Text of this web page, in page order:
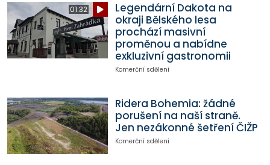
01:32
Legendární Dakota na
okraji Bělského lesa
prochází masivní
proměnou a nabídne
exkluzivní gastronomii
Komerční sdělení
Ridera Bohemia: žádné
porušení na naší straně.
Jen nezákonné šetření ČIŽP
Komerční sdělení